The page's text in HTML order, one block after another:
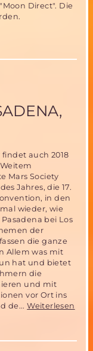
Direct". Die
auch 2018
Mars Society
Jahres, die 17.
in den
wieder, wie
Pasadena bei Los
der
die ganze
Allem was mit
hat und bietet
die
und mit
vor Ort ins
de...Weiterlesen